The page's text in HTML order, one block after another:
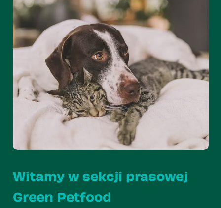
Witamy w sekcji prasowej
Green Petfood